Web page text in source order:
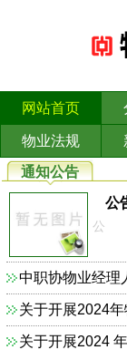
网站首页
物业法规
通知公告
公
公
关于开展2024
关于开展2024